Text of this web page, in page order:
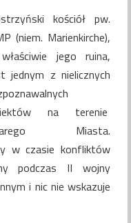
kościół pw.
(niem. Marienkirche),
jego ruina,
jednym z nielicznych
na terenie
Miasta.
w czasie konfliktów
podczas II wojny
i nic nie wskazuje